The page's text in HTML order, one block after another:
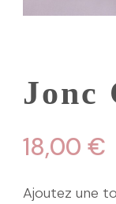
Jonc
18,00 €
Ajoutez une